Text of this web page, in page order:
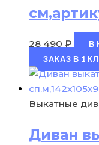
28 490 ₽
В
ЗАКАЗ В 1
Выкатные
Диван